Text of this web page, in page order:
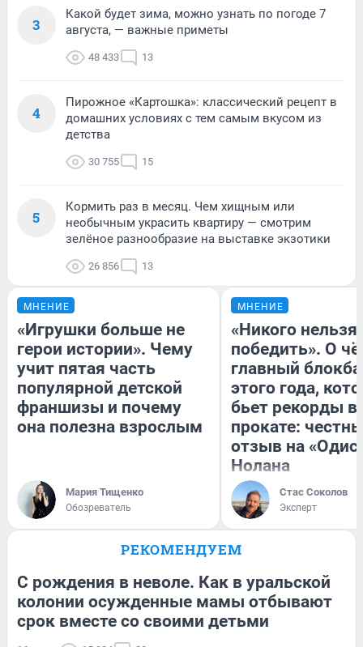
3
Какой будет зима, можно узнать по погоде 7
августа, — важные приметы
48 433 13
4
Пирожное «Картошка»: классический рецепт в
домашних условиях с тем самым вкусом из
детства
30 755 15
5
Кормить раз в месяц. Чем хищным или
необычным украсить квартиру — смотрим
зелёное разнообразие на выставке экзотики
26 856 13
МНЕНИЕ
«Игрушки больше не
герои истории». Чему
учит пятая часть
популярной детской
франшизы и почему
она полезна взрослым
Мария Тищенко
Обозреватель
МНЕНИЕ
«Никого нельзя
победить». О
главный
этого года,
бьет рекорды в
прокате:
отзыв на
Нолана
Стас Соколов
Эксперт
РЕКОМЕНДУЕМ
С рождения в неволе. Как в уральской
колонии осужденные мамы отбывают
срок вместе со своими детьми